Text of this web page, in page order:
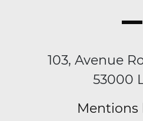
103, Avenue
53000
Mentions